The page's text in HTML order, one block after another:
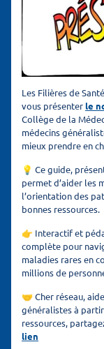
Les Filières de
vous présenterle
Collège de la
médecins
mieux prendre en
💡 Ce guide,
permet d’aider les
l’orientation des
bonnes ressources.
👉 Interactif et
complète pour
maladies rares en
millions de
🤝 Cher réseau,
généralistes à
ressources,
lien